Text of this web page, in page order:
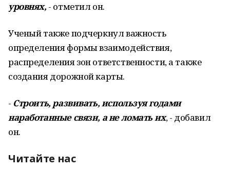
уровнях, - отметил он.
Ученый также подчеркнул важность
определения формы взаимодействия,
распределения зон ответственности, а также
создания дорожной карты.
- Строить, развивать, используя годами
наработанные связи, а не ломать их, - добавил
он.
Читайте нас